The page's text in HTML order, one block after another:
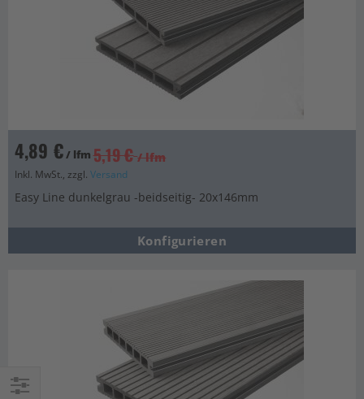
4,89 €/ lfm 5,19 € / lfm
Inkl. MwSt., zzgl. Versand
Easy Line dunkelgrau -beidseitig- 20x146mm
Konfigurieren